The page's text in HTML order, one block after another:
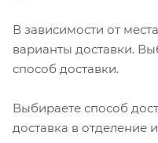
В зависимости от
варианты доставки.
способ доставки.
Выбираете способ
доставка в отделение